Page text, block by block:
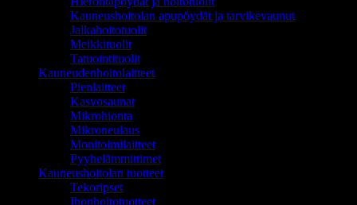
Kauneushoitolan apupöydät ja tarvikevaunut
Jalkahoitotuolit
Meikkituolit
Tatuointituolit
Kauneudenhoitolaitteet
Pienlaitteet
Kasvosaunat
Mikrohionta
Mikroneulaus
Monitoimilaitteet
Pyyhelämmittimet
Kauneushoitolan tuotteet
Tekoripset
Ihonhoitotuotteet